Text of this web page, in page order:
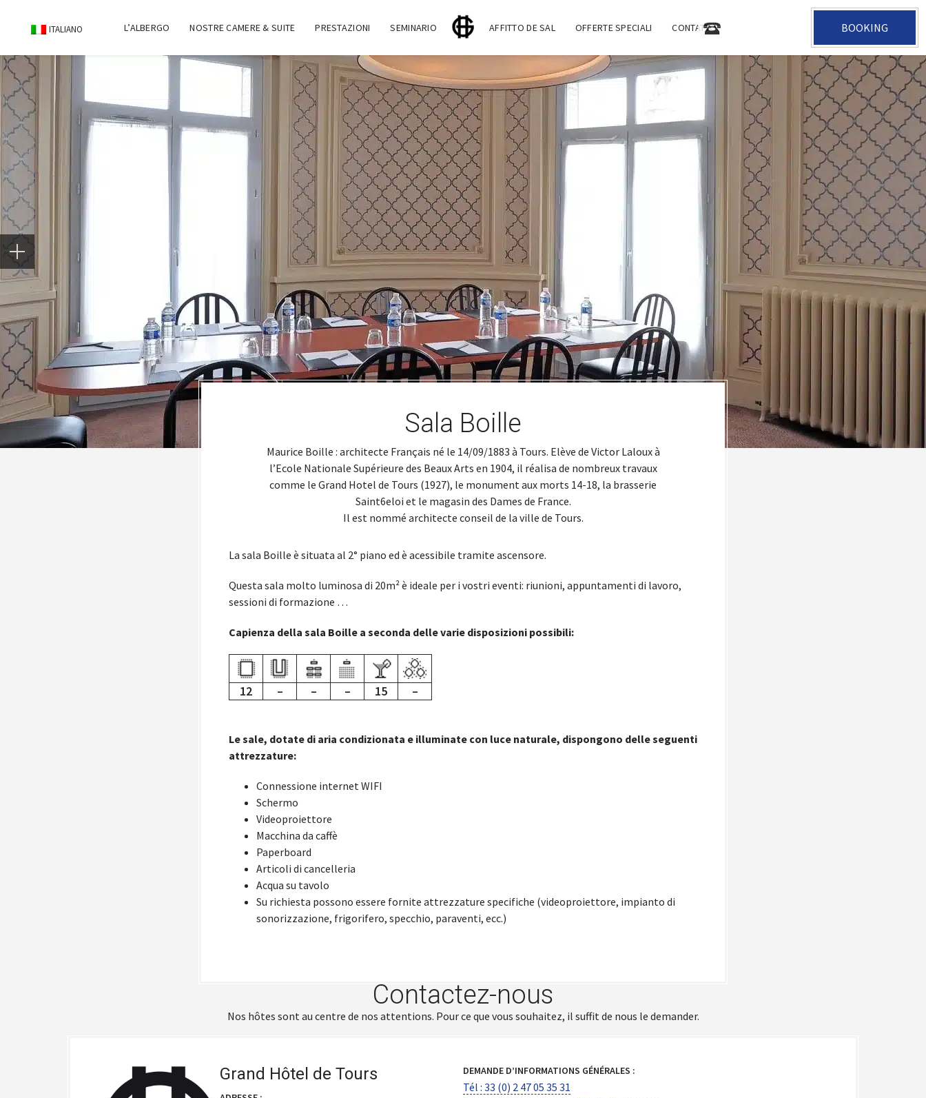
L’ALBERGO NOSTRE CAMERE & SUITE PRESTAZIONI SEMINARIO AFFITTO DE SAL OFFERTE SPECIALI CONTATTO
ITALIANO BOOKING
Sala Boille
Maurice Boille : architecte Français né le 14/09/1883 à Tours. Elève de Victor Laloux à
l’Ecole Nationale Supérieure des Beaux Arts en 1904, il réalisa de nombreux travaux
comme le Grand Hotel de Tours (1927), le monument aux morts 14-18, la brasserie
Saint6eloi et le magasin des Dames de France.
Il est nommé architecte conseil de la ville de Tours.
La sala Boille è situata al 2° piano ed è acessibile tramite ascensore.
Questa sala molto luminosa di 20m² è ideale per i vostri eventi: riunioni, appuntamenti di lavoro,
sessioni di formazione …
Capienza della sala Boille a seconda delle varie disposizioni possibili:
12 – – – 15 –
Le sale, dotate di aria condizionata e illuminate con luce naturale, dispongono delle seguenti
attrezzature:
Connessione internet WIFI
Schermo
Videoproiettore
Macchina da caffè
Paperboard
Articoli di cancelleria
Acqua su tavolo
Su richiesta possono essere fornite attrezzature specifiche (videoproiettore, impianto di
sonorizzazione, frigorifero, specchio, paraventi, ecc.)
Contactez-nous
Nos hôtes sont au centre de nos attentions. Pour ce que vous souhaitez, il suffit de nous le demander.
Grand Hôtel de Tours DEMANDE D’INFORMATIONS GÉNÉRALES :
Tél : 33 (0) 2 47 05 35 31